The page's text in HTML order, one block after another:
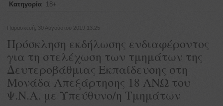
Κατηγορία 18+
Παρασκευή, 30 Αυγούστου 2019 13:25
Πρόσκληση εκδήλωσης ενδιαφέροντος
για τη στελέχωση των τμημάτων της
Δευτεροβάθμιας Εκπαίδευσης στη
Μονάδα Απεξάρτησης 18 ΑΝΩ του
Ψ.Ν.Α. με Υπεύθυνο/η Τμημάτων